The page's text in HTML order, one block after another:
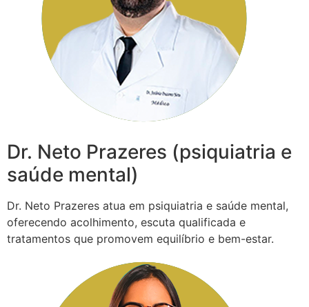
Dr. Neto Prazeres (psiquiatria e
saúde mental)
Dr. Neto Prazeres atua em psiquiatria e saúde mental,
oferecendo acolhimento, escuta qualificada e
tratamentos que promovem equilíbrio e bem-estar.